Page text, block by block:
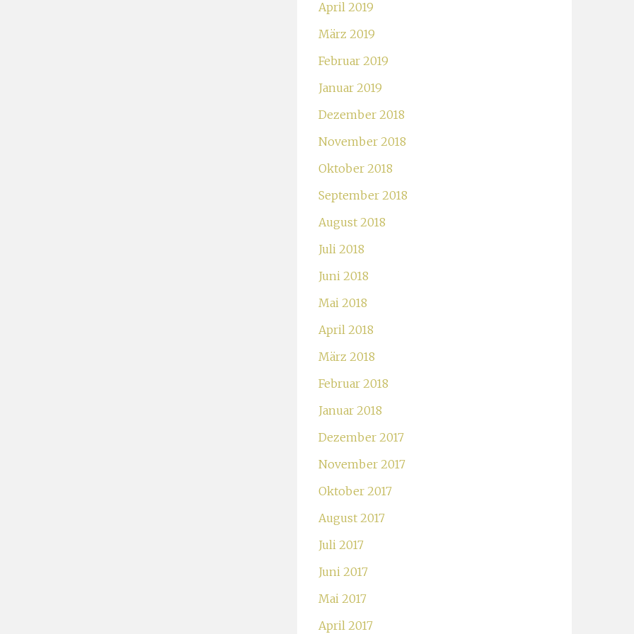
April 2019
März 2019
Februar 2019
Januar 2019
Dezember 2018
November 2018
Oktober 2018
September 2018
August 2018
Juli 2018
Juni 2018
Mai 2018
April 2018
März 2018
Februar 2018
Januar 2018
Dezember 2017
November 2017
Oktober 2017
August 2017
Juli 2017
Juni 2017
Mai 2017
April 2017